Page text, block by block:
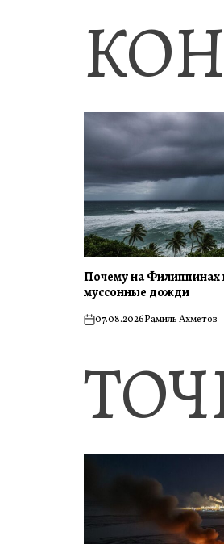
Почему на Филиппинах
муссонные дожди
on07.08.2026Рамиль Ахметов